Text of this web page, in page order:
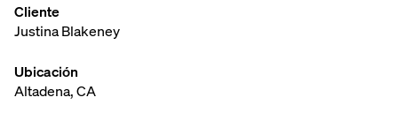
Cliente
Justina Blakeney
Ubicación
Altadena, CA